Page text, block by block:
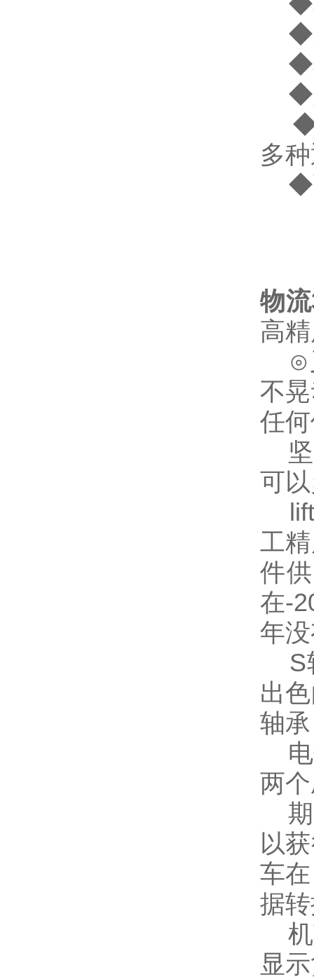
◆
◆
◆
◆
多
◆
物
高
⊙
不
任
坚
可
工
件
在-
年
S
出
轴
电
两
期
以
车
据
机
显